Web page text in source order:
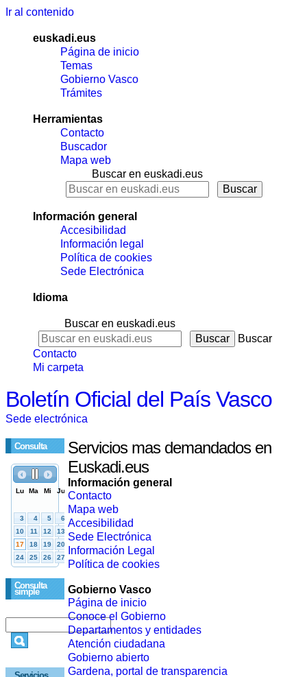
Ir al contenido
euskadi.eus
Página de inicio
Temas
Gobierno Vasco
Trámites
Herramientas
Contacto
Buscador
Mapa web
Buscar en euskadi.eus
Información general
Accesibilidad
Información legal
Política de cookies
Sede Electrónica
Idioma
Buscar en euskadi.eus
Buscar
Contacto
Mi carpeta
Boletín Oficial del País Vasco
Sede electrónica
Consulta
Consulta
simple
Servicios
Servicios mas demandados en
Euskadi.eus
Información general
Contacto
Mapa web
Accesibilidad
Sede Electrónica
Información Legal
Política de cookies
Gobierno Vasco
Página de inicio
Conoce el Gobierno
Departamentos y entidades
Atención ciudadana
Gobierno abierto
Gardena, portal de transparencia